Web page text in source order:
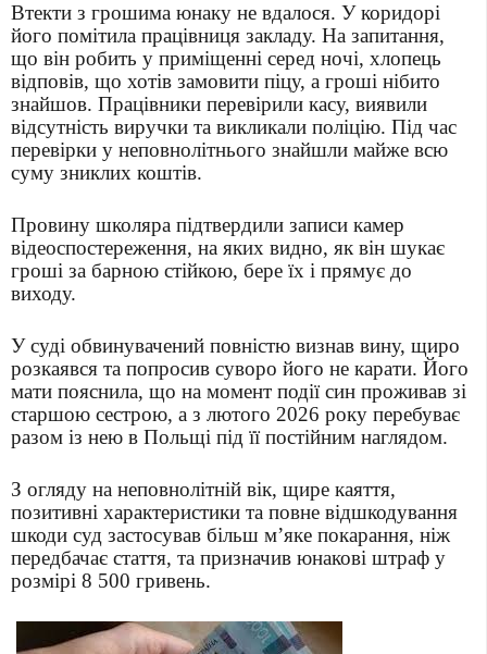
Втекти з грошима юнаку не вдалося. У коридорі
його помітила працівниця закладу. На запитання,
що він робить у приміщенні серед ночі, хлопець
відповів, що хотів замовити піцу, а гроші нібито
знайшов. Працівники перевірили касу, виявили
відсутність виручки та викликали поліцію. Під час
перевірки у неповнолітнього знайшли майже всю
суму зниклих коштів.
Провину школяра підтвердили записи камер
відеоспостереження, на яких видно, як він шукає
гроші за барною стійкою, бере їх і прямує до
виходу.
У суді обвинувачений повністю визнав вину, щиро
розкаявся та попросив суворо його не карати. Його
мати пояснила, що на момент події син проживав зі
старшою сестрою, а з лютого 2026 року перебуває
разом із нею в Польщі під її постійним наглядом.
З огляду на неповнолітній вік, щире каяття,
позитивні характеристики та повне відшкодування
шкоди суд застосував більш м’яке покарання, ніж
передбачає стаття, та призначив юнакові штраф у
розмірі 8 500 гривень.